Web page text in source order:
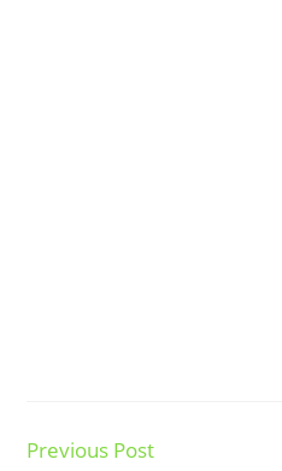
Read
Previous Post